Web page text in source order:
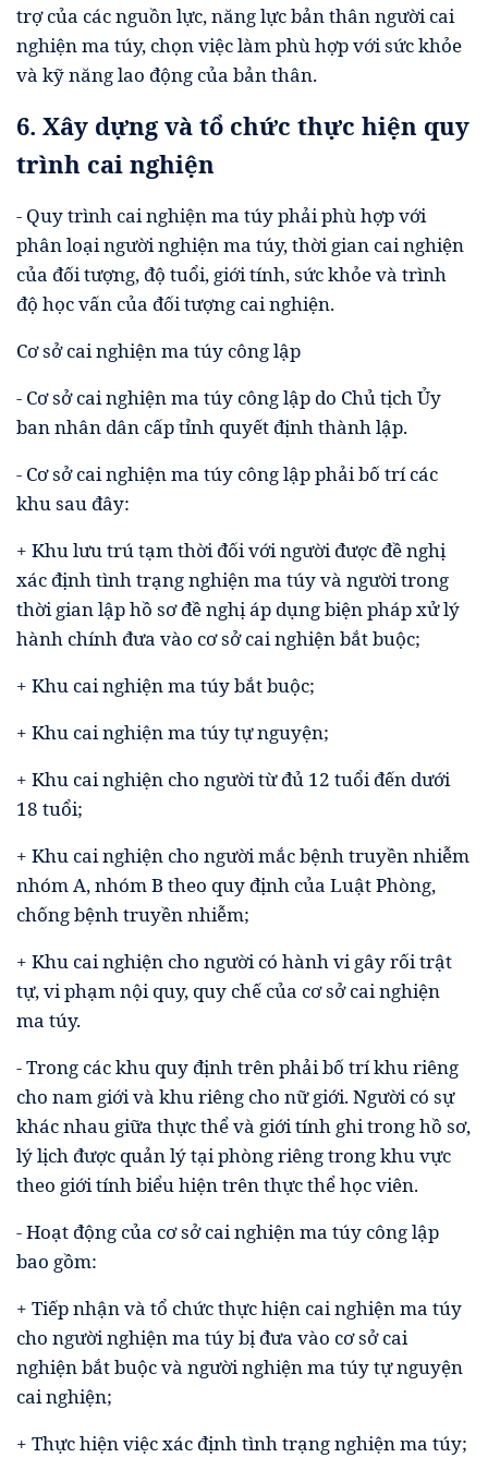
trợ của các nguồn lực, năng lực bản thân người cai
nghiện ma túy, chọn việc làm phù hợp với sức khỏe
và kỹ năng lao động của bản thân.
6. Xây dựng và tổ chức thực hiện quy
trình cai nghiện
- Quy trình cai nghiện ma túy phải phù hợp với
phân loại người nghiện ma túy, thời gian cai nghiện
của đối tượng, độ tuổi, giới tính, sức khỏe và trình
độ học vấn của đối tượng cai nghiện.
Cơ sở cai nghiện ma túy công lập
- Cơ sở cai nghiện ma túy công lập do Chủ tịch Ủy
ban nhân dân cấp tỉnh quyết định thành lập.
- Cơ sở cai nghiện ma túy công lập phải bố trí các
khu sau đây:
+ Khu lưu trú tạm thời đối với người được đề nghị
xác định tình trạng nghiện ma túy và người trong
thời gian lập hồ sơ đề nghị áp dụng biện pháp xử lý
hành chính đưa vào cơ sở cai nghiện bắt buộc;
+ Khu cai nghiện ma túy bắt buộc;
+ Khu cai nghiện ma túy tự nguyện;
+ Khu cai nghiện cho người từ đủ 12 tuổi đến dưới
18 tuổi;
+ Khu cai nghiện cho người mắc bệnh truyền nhiễm
nhóm A, nhóm B theo quy định của Luật Phòng,
chống bệnh truyền nhiễm;
+ Khu cai nghiện cho người có hành vi gây rối trật
tự, vi phạm nội quy, quy chế của cơ sở cai nghiện
ma túy.
- Trong các khu quy định trên phải bố trí khu riêng
cho nam giới và khu riêng cho nữ giới. Người có sự
khác nhau giữa thực thể và giới tính ghi trong hồ sơ,
lý lịch được quản lý tại phòng riêng trong khu vực
theo giới tính biểu hiện trên thực thể học viên.
- Hoạt động của cơ sở cai nghiện ma túy công lập
bao gồm:
+ Tiếp nhận và tổ chức thực hiện cai nghiện ma túy
cho người nghiện ma túy bị đưa vào cơ sở cai
nghiện bắt buộc và người nghiện ma túy tự nguyện
cai nghiện;
+ Thực hiện việc xác định tình trạng nghiện ma túy;